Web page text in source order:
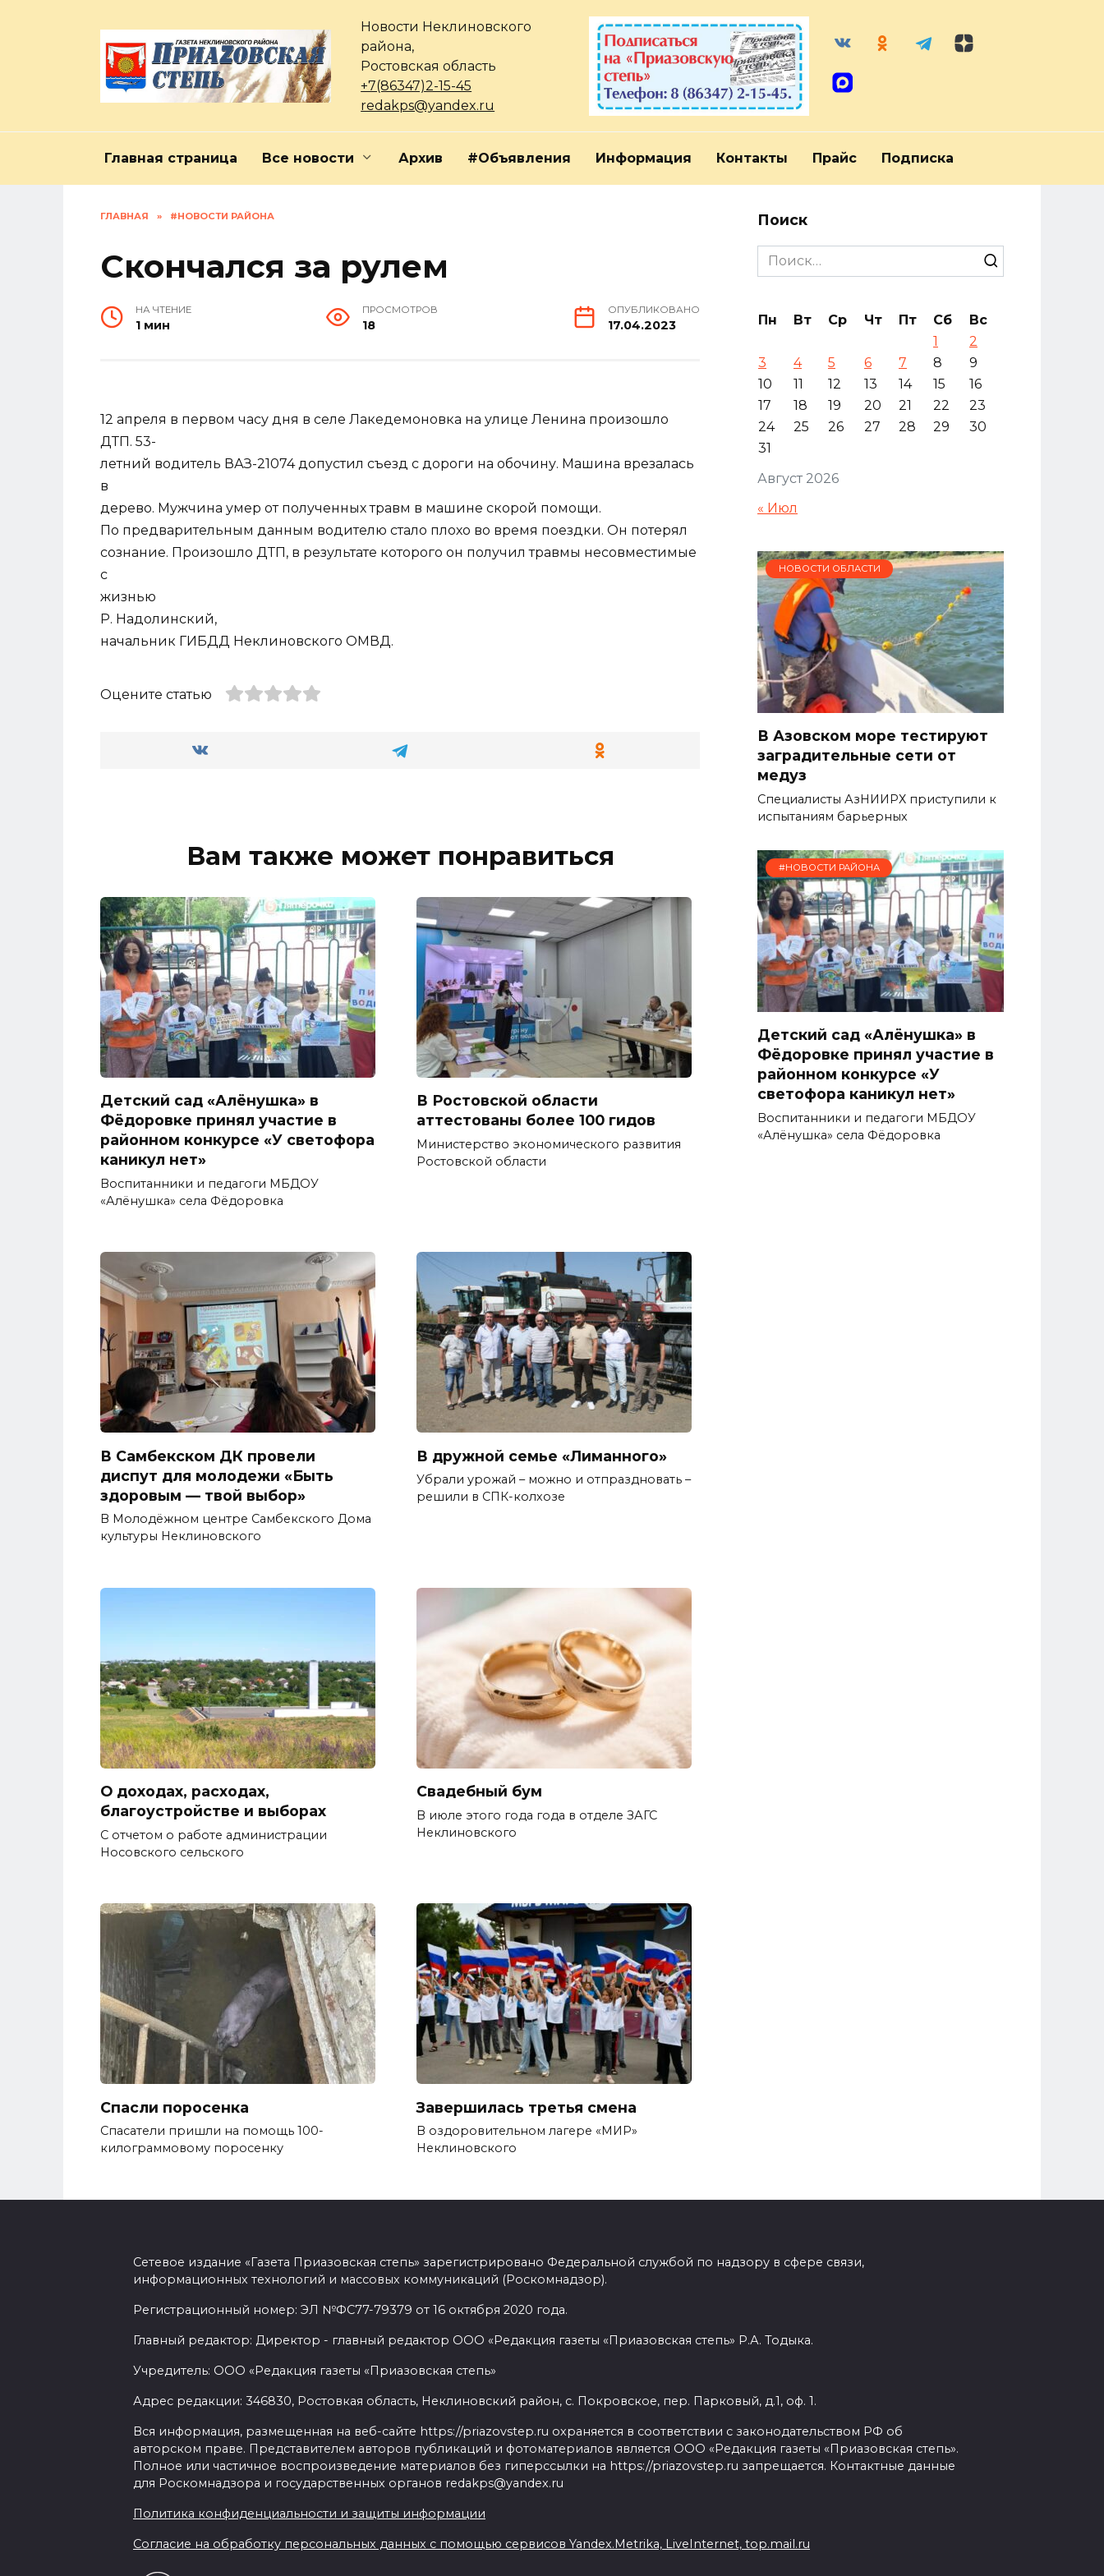
Новости Неклиновского
района,
Ростовская область
+7(86347)2-15-45
redakps@yandex.ru
Главная страница Все новости Архив #Объявления Информация Контакты Прайс Подписка
ГЛАВНАЯ » #НОВОСТИ РАЙОНА
Скончался за рулем
НА ЧТЕНИЕ
1 мин
ПРОСМОТРОВ
18
ОПУБЛИКОВАНО
17.04.2023
12 апреля в первом часу дня в селе Лакедемоновка на улице Ленина произошло
ДТП. 53-
летний водитель ВАЗ-21074 допустил съезд с дороги на обочину. Машина врезалась
в
дерево. Мужчина умер от полученных травм в машине скорой помощи.
По предварительным данным водителю стало плохо во время поездки. Он потерял
сознание. Произошло ДТП, в результате которого он получил травмы несовместимые
с
жизнью
Р. Надолинский,
начальник ГИБДД Неклиновского ОМВД.
Оцените статью
Вам также может понравиться
Детский сад «Алёнушка» в
Фёдоровке принял участие в
районном конкурсе «У светофора
каникул нет»
Воспитанники и педагоги МБДОУ
«Алёнушка» села Фёдоровка
В Ростовской области
аттестованы более 100 гидов
Министерство экономического развития
Ростовской области
В Самбекском ДК провели
диспут для молодежи «Быть
здоровым — твой выбор»
В Молодёжном центре Самбекского Дома
культуры Неклиновского
В дружной семье «Лиманного»
Убрали урожай – можно и отпраздновать –
решили в СПК-колхозе
О доходах, расходах,
благоустройстве и выборах
С отчетом о работе администрации
Носовского сельского
Свадебный бум
В июле этого года года в отделе ЗАГС
Неклиновского
Спасли поросенка
Спасатели пришли на помощь 100-
килограммовому поросенку
Завершилась третья смена
В оздоровительном лагере «МИР»
Неклиновского
Поиск
Search
for:
Август 2026
Пн Вт Ср Чт Пт Сб
Вс
1
2
3
4 5 6 7 8
9
10
11 12 13 14 15
16
17
18 19 20 21 22
23
24
25 26 27 28 29
30
31
« Июл
НОВОСТИ ОБЛАСТИ
В Азовском море тестируют
заградительные сети от
медуз
Специалисты АзНИИРХ приступили к
испытаниям барьерных
#НОВОСТИ РАЙОНА
Детский сад «Алёнушка» в
Фёдоровке принял участие в
районном конкурсе «У
светофора каникул нет»
Воспитанники и педагоги МБДОУ
«Алёнушка» села Фёдоровка
Сетевое издание «Газета Приазовская степь» зарегистрировано Федеральной службой по надзору в сфере связи,
информационных технологий и массовых коммуникаций (Роскомнадзор).
Регистрационный номер: ЭЛ №ФС77-79379 от 16 октября 2020 года.
Главный редактор: Директор - главный редактор ООО «Редакция газеты «Приазовская степь» Р.А. Тодыка.
Учредитель: ООО «Редакция газеты «Приазовская степь»
Адрес редакции: 346830, Ростовкая область, Неклиновский район, с. Покровское, пер. Парковый, д.1, оф. 1.
Вся информация, размещенная на веб-сайте https://priazovstep.ru охраняется в соответствии с законодательством РФ об
авторском праве. Представителем авторов публикаций и фотоматериалов является ООО «Редакция газеты «Приазовская степь».
Полное или частичное воспроизведение материалов без гиперссылки на https://priazovstep.ru запрещается. Контактные данные
для Роскомнадзора и государственных органов redakps@yandex.ru
Политика конфиденциальности и защиты информации
Согласие на обработку персональных данных с помощью сервисов Yandex.Metrika, LiveInternet, top.mail.ru